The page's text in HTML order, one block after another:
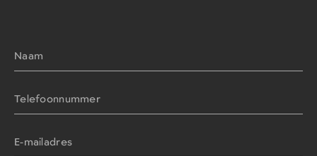
Naam
Telefoonnummer
E-mailadres